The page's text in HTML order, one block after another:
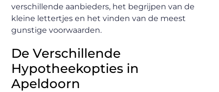
verschillende aanbieders, het begrijpen van de
kleine lettertjes en het vinden van de meest
gunstige voorwaarden.
De Verschillende
Hypotheekopties in
Apeldoorn